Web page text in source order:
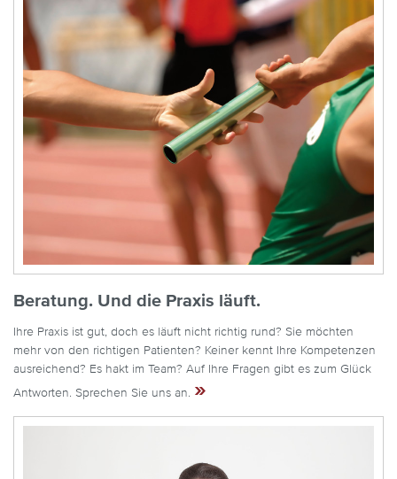
Beratung. Und die Praxis läuft.
Ihre Praxis ist gut, doch es läuft nicht richtig rund? Sie möchten
mehr von den richtigen Patienten? Keiner kennt Ihre Kompetenzen
ausreichend? Es hakt im Team? Auf Ihre Fragen gibt es zum Glück
Antworten. Sprechen Sie uns an. »